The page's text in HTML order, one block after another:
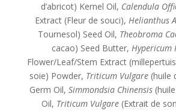
d’abricot) Kernel Oil, Calendula
Extract (Fleur de souci), Helianthus
Tournesol) Seed Oil, Theobroma
cacao) Seed Butter, Hypericum
Flower/Leaf/Stem Extract
soie) Powder, Triticum Vulgare(huile
Germ Oil, Simmondsia Chinensis
Oil, Triticum Vulgare (Extrait de